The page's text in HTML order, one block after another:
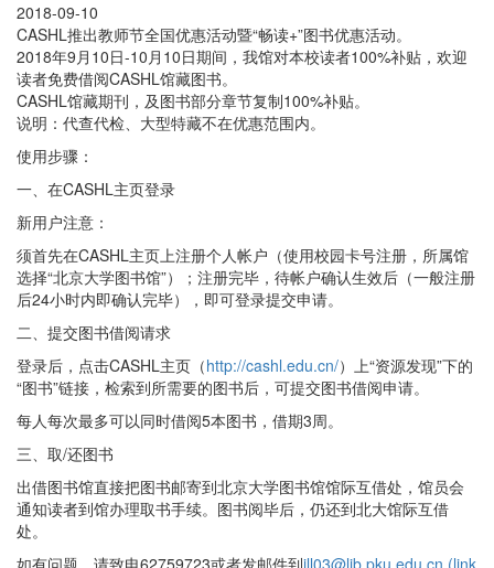
2018-09-10
CASHL推出教师节全国优惠活动暨“畅读+”图书优惠活动。
2018年9月10日-10月10日期间，我馆对本校读者100%补贴，欢迎
读者免费借阅CASHL馆藏图书。
CASHL馆藏期刊，及图书部分章节复制100%补贴。
说明：代查代检、大型特藏不在优惠范围内。
使用步骤：
一、在CASHL主页登录
新用户注意：
须首先在CASHL主页上注册个人帐户（使用校园卡号注册，所属馆
选择“北京大学图书馆”）；注册完毕，待帐户确认生效后（一般注册
后24小时内即确认完毕），即可登录提交申请。
二、提交图书借阅请求
登录后，点击CASHL主页（http://cashl.edu.cn/）上“资源发现”下的
“图书”链接，检索到所需要的图书后，可提交图书借阅申请。
每人每次最多可以同时借阅5本图书，借期3周。
三、取/还图书
出借图书馆直接把图书邮寄到北京大学图书馆馆际互借处，馆员会
通知读者到馆办理取书手续。图书阅毕后，仍还到北大馆际互借
处。